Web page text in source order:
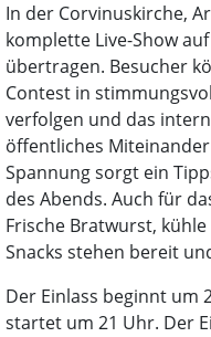
In der Corvinuskirche,
komplette Live-Show
übertragen. Besucher
Contest in
verfolgen und das
öffentliches
Spannung sorgt ein
des Abends. Auch für
Frische Bratwurst,
Snacks stehen bereit
Der Einlass beginnt um
startet um 21 Uhr. Der